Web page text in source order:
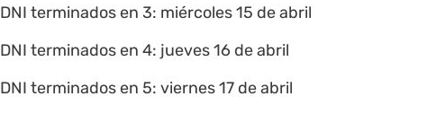
DNI terminados en 3: miércoles 15 de abril
DNI terminados en 4: jueves 16 de abril
DNI terminados en 5: viernes 17 de abril